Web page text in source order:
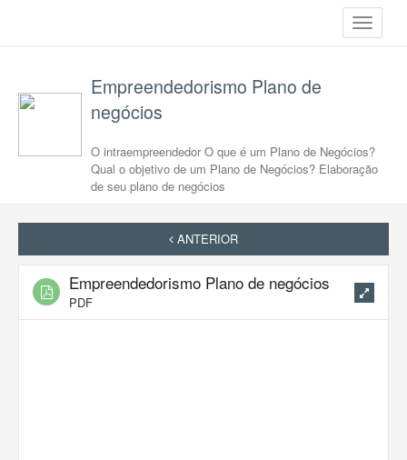
Toggle
Empreendedorismo Plano de
negócios
O intraempreendedor O que é um Plano de Negócios?
Qual o objetivo de um Plano de Negócios? Elaboração
de seu plano de negócios
ANTERIOR
Empreendedorismo Plano de negócios
PDF